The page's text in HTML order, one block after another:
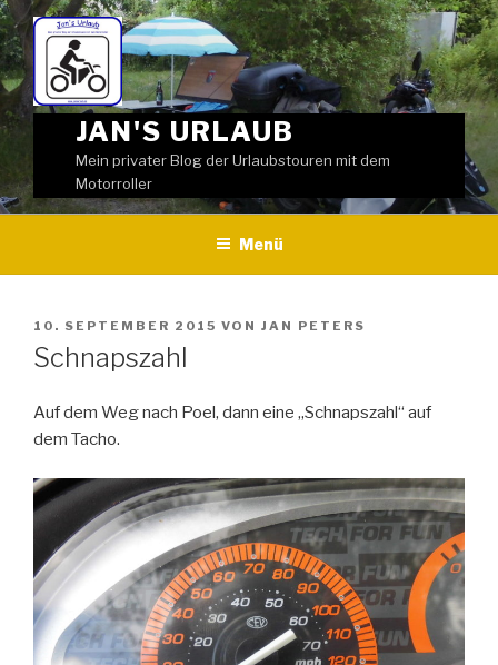
Weiter
zum
Inhalt
JAN'S URLAUB
Mein privater Blog der Urlaubstouren mit dem
Motorroller
Menü
VERÖFFENTLICHT
AM
10. SEPTEMBER 2015 VON JAN PETERS
Schnapszahl
Auf dem Weg nach Poel, dann eine „Schnapszahl“ auf
dem Tacho.